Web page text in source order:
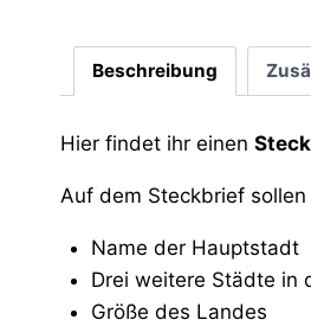
Beschreibung
Hier findet ihr einen
Auf dem Steckbrief
Name der Hauptstadt
Drei weitere Städte in
Größe des Landes